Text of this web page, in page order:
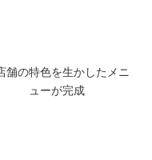
舗の特色を生かしたメニ
ューが完成